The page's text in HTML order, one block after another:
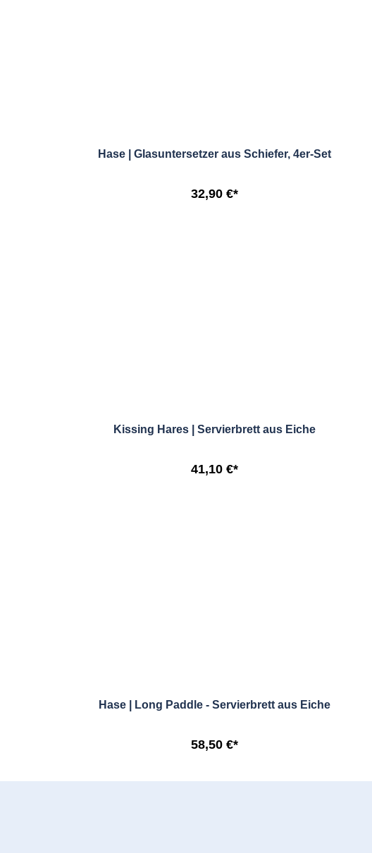
Hase | Glasuntersetzer aus Schiefer, 4er-Set
32,90 €*
Kissing Hares | Servierbrett aus Eiche
41,10 €*
Hase | Long Paddle - Servierbrett aus Eiche
58,50 €*